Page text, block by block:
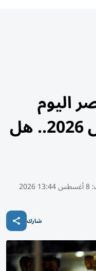
اليوم
السبت 8 أغسطس 2026.. هل
8 أغسطس 13:44 2026
شارك